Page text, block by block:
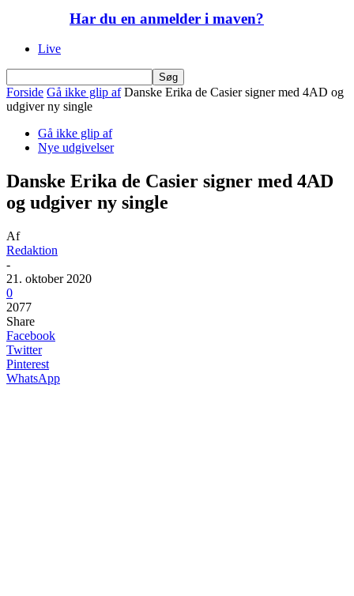
Har du en anmelder i maven?
Live
Forside Gå ikke glip af Danske Erika de Casier signer med 4AD og
udgiver ny single
Gå ikke glip af
Nye udgivelser
Danske Erika de Casier signer med 4AD
og udgiver ny single
Af
Redaktion
-
21. oktober 2020
0
2077
Share
Facebook
Twitter
Pinterest
WhatsApp